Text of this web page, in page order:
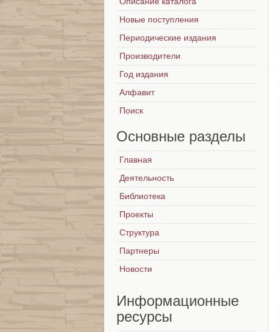
Новые поступления
Периодические издания
Производители
Год издания
Алфавит
Поиск
Основные разделы
Главная
Деятельность
Библиотека
Проекты
Структура
Партнеры
Новости
Информационные
ресурсы